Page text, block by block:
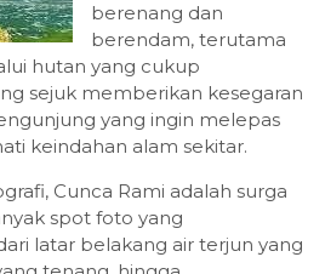
berenang dan
berendam, terutama
hutan yang cukup
sejuk memberikan kesegaran
yang ingin melepas
keindahan alam sekitar.
Cunca Rami adalah surga
spot foto yang
latar belakang air terjun yang